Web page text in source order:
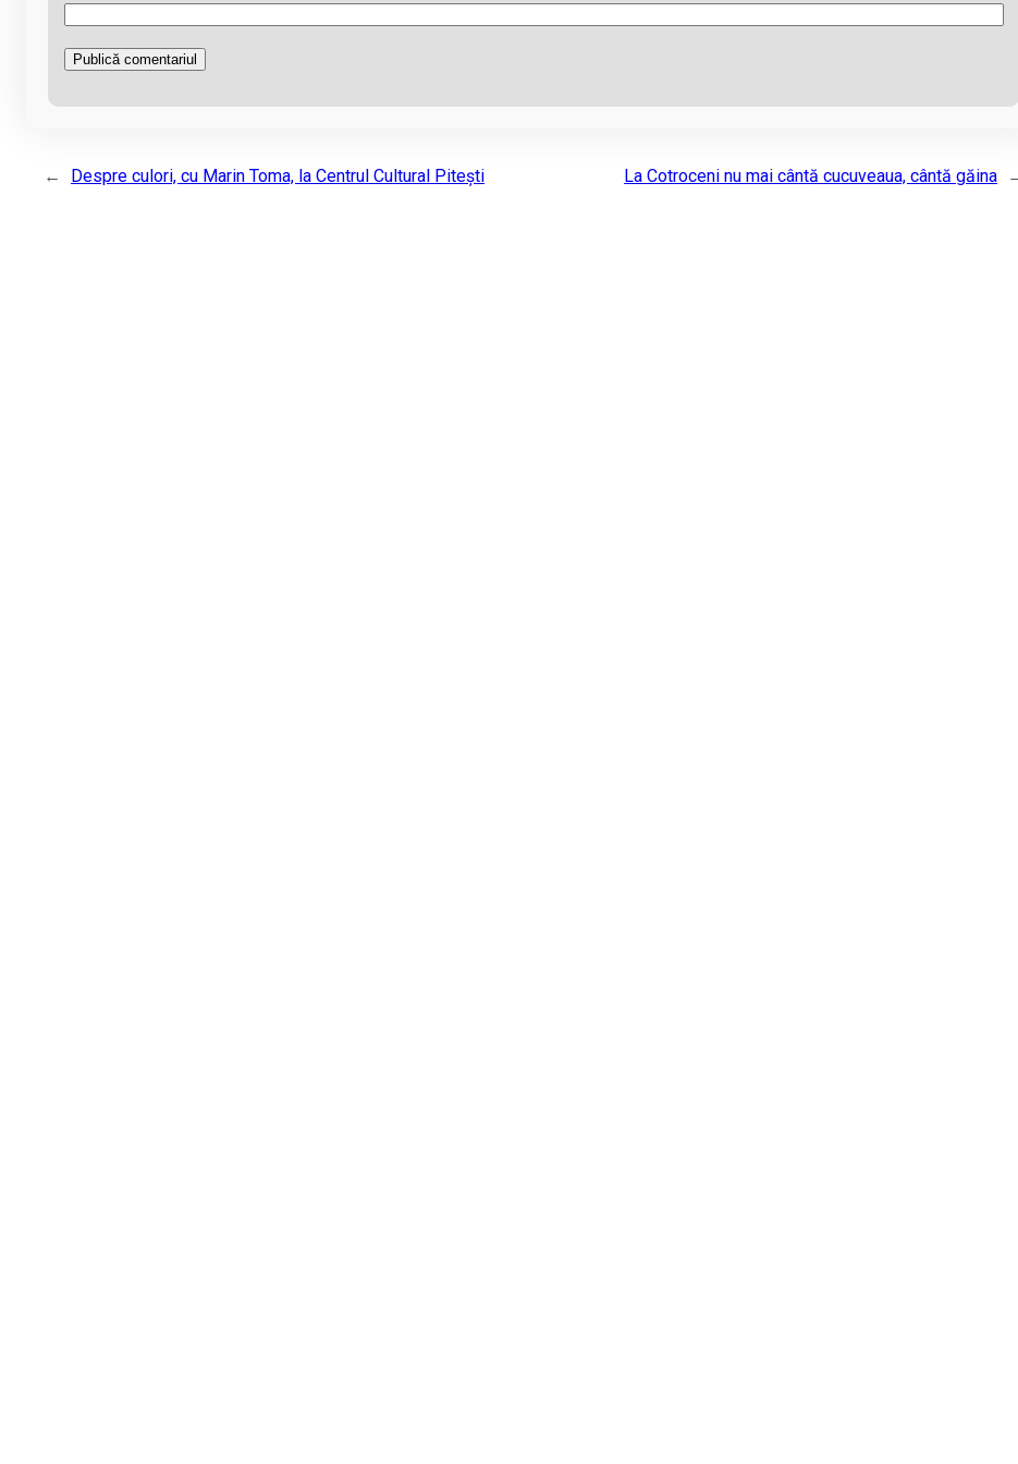
← Despre culori, cu Marin Toma, la Centrul Cultural Pitești La Cotroceni nu mai cântă cucuveaua, cântă găina